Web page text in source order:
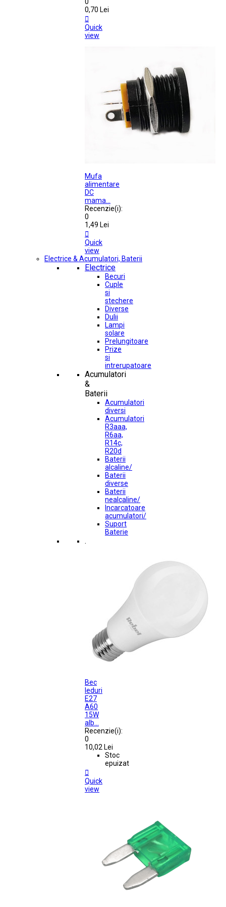
0,70 Lei

Quick
view
Mufa
alimentare
DC
mama...
Recenzie(i):
0
1,49 Lei

Quick
view
Electrice & Acumulatori, Baterii
Electrice
Becuri
Cuple
si
stechere
Diverse
Dulii
Lampi
solare
Prelungitoare
Prize
si
intrerupatoare
Acumulatori
&
Baterii
Acumulatori
diversi
Acumulatori
R3aaa,
R6aa,
R14c,
R20d
Baterii
alcaline/
Baterii
diverse
Baterii
nealcaline/
Incarcatoare
acumulatori/
Suport
Baterie
.
Bec
leduri
E27
A60
15W
alb...
Recenzie(i):
0
10,02 Lei
Stoc
epuizat

Quick
view